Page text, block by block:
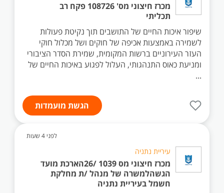
מכרז חיצוני מס' 108726 פקח רב
תכליתי
שיפור איכות החיים של התושבים תוך נקיטת פעולות
לשמירה באמצעות אכיפה של חוקים ושל מכלול חוקי
העזר העירוניים ברשות המקומית, שמירת הסדר הציבורי
ומניעת כאוס התנהגותי, העלול לפגוע באיכות החיים של
...
הגשת מועמדות
לפני 4 שעות
עיריית נתניה
מכרז חיצוני מס 1039 /26הארכת מועד
הגשהלמשרה של מנהל /ת מחלקת
חשמל בעיריית נתניה